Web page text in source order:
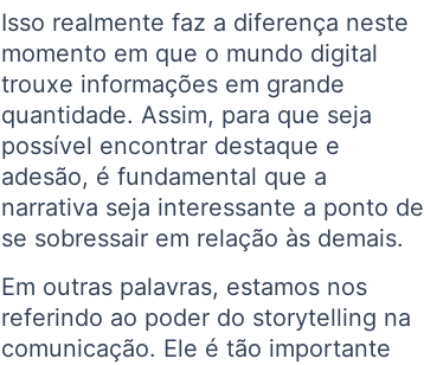
Isso realmente faz a diferença neste
momento em que o mundo digital
trouxe informações em grande
quantidade. Assim, para que seja
possível encontrar destaque e
adesão, é fundamental que a
narrativa seja interessante a ponto de
se sobressair em relação às demais.
Em outras palavras, estamos nos
referindo ao poder do storytelling na
comunicação. Ele é tão importante